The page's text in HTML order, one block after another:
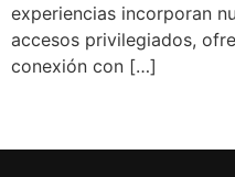
experiencias incorporan
accesos privilegiados,
conexión con […]